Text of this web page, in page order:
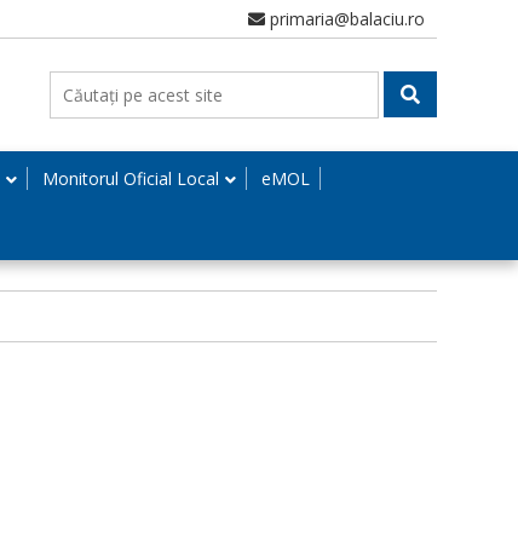
primaria@balaciu.ro
Monitorul Oficial Local eMOL